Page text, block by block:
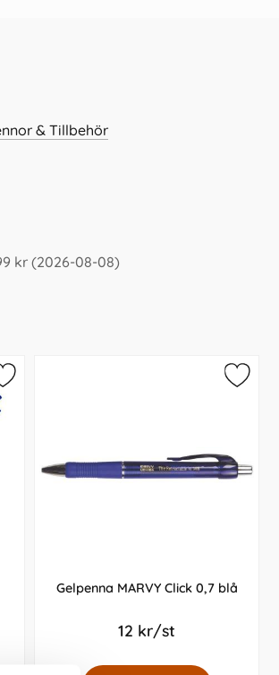
& Tillbehör
kr (2026-08-08)
Gelpenna MARVY Click 0,7 blå
12 kr/st